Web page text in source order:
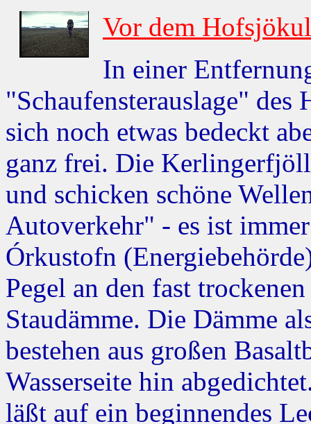
Vor dem
In einer
"Schaufensterauslage"
sich noch etwas bedeckt
ganz frei. Die
und schicken schöne
Autoverkehr" - es ist
Órkustofn
Pegel an den fast
Staudämme. Die Dämme
bestehen aus großen
Wasserseite hin
läßt auf ein beginnendes